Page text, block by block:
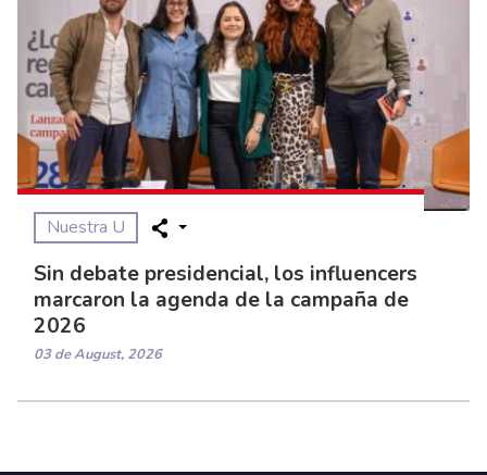
Nuestra U
Sin debate presidencial, los influencers
marcaron la agenda de la campaña de
2026
03 de August, 2026